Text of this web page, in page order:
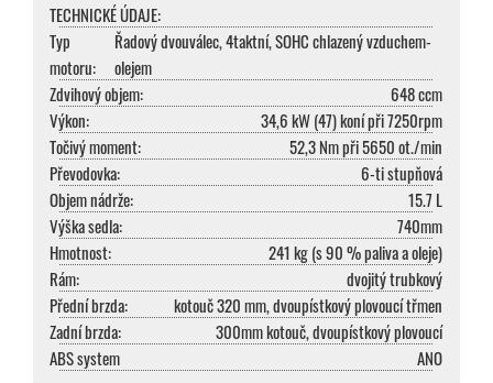
TECHNICKÉ ÚDAJE:
Typ
motoru:
Řadový dvouválec, 4taktní, SOHC chlazený vzduchem-
olejem
Zdvihový objem:
648 ccm
Výkon:
34,6 kW (47) koní při 7250rpm
Točivý moment:
52,3 Nm při 5650 ot./min
Převodovka:
6-ti stupňová
Objem nádrže:
15.7 L
Výška sedla:
740mm
Hmotnost:
241 kg (s 90 % paliva a oleje)
Rám:
dvojitý trubkový
Přední brzda:
kotouč 320 mm, dvoupístkový plovoucí třmen
Zadní brzda:
300mm kotouč, dvoupístkový plovoucí
ABS system
ANO